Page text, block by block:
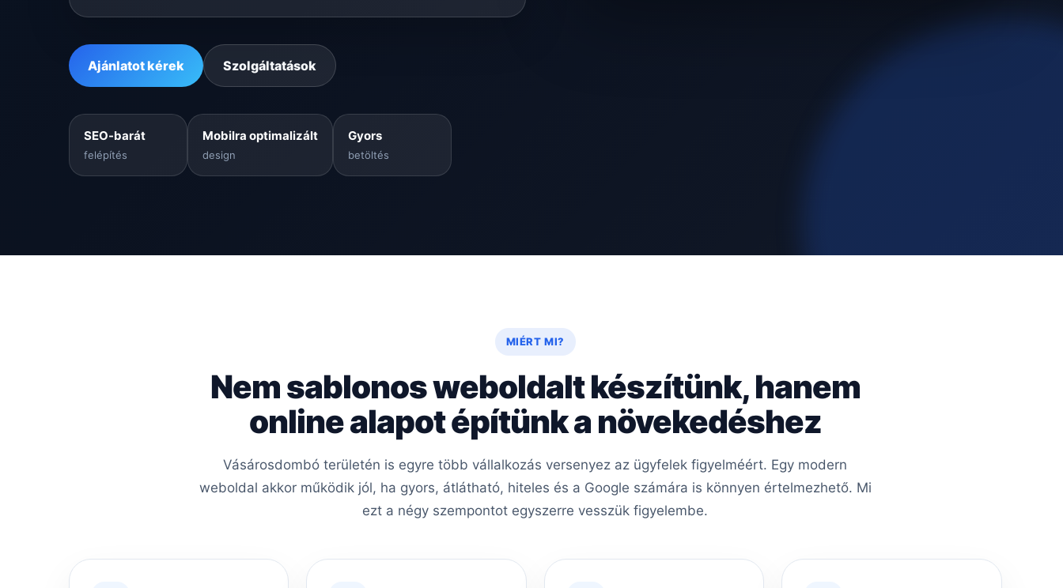
Ajánlatot kérek Szolgáltatások
SEO-barát
felépítés
Mobilra optimalizált
design
Gyors
betöltés
MIÉRT MI?
Nem sablonos weboldalt készítünk, hanem
online alapot építünk a növekedéshez
Vásárosdombó területén is egyre több vállalkozás versenyez az ügyfelek figyelméért. Egy modern
weboldal akkor működik jól, ha gyors, átlátható, hiteles és a Google számára is könnyen értelmezhető. Mi
ezt a négy szempontot egyszerre vesszük figyelembe.